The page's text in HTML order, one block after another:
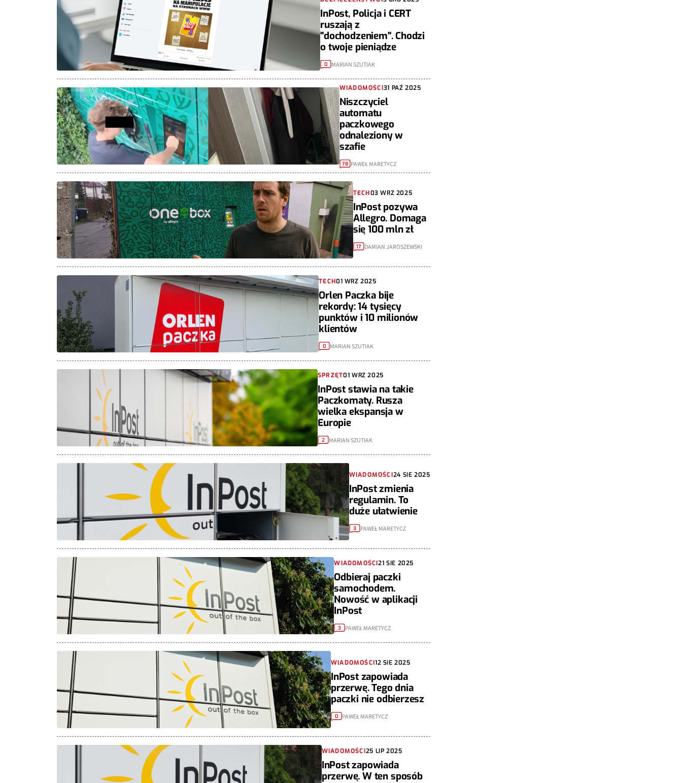
InPost, Policja i CERT
ruszają z
"dochodzeniem". Chodzi
o twoje pieniądze
0 MARIAN SZUTIAK
WIADOMOŚCI31 PAŹ 2025
Niszczyciel
automatu
paczkowego
odnaleziony w
szafie
78 PAWEŁ MARETYCZ
TECH03 WRZ 2025
InPost pozywa
Allegro. Domaga
się 100 mln zł
17 DAMIAN JAROSZEWSKI
TECH01 WRZ 2025
Orlen Paczka bije
rekordy: 14 tysięcy
punktów i 10 milionów
klientów
0 MARIAN SZUTIAK
SPRZĘT01 WRZ 2025
InPost stawia na takie
Paczkomaty. Rusza
wielka ekspansja w
Europie
2 MARIAN SZUTIAK
WIADOMOŚCI24 SIE 2025
InPost zmienia
regulamin. To
duże ułatwienie
3 PAWEŁ MARETYCZ
WIADOMOŚCI21 SIE 2025
Odbieraj paczki
samochodem.
Nowość w aplikacji
InPost
3 PAWEŁ MARETYCZ
WIADOMOŚCI12 SIE 2025
InPost zapowiada
przerwę. Tego dnia
paczki nie odbierzesz
0 PAWEŁ MARETYCZ
WIADOMOŚCI25 LIP 2025
InPost zapowiada
przerwę. W ten sposób